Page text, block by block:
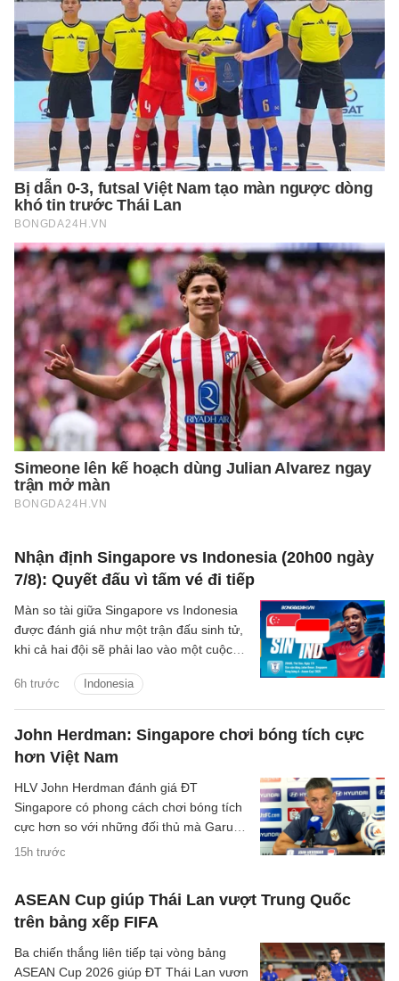
Nhận định Singapore vs Indonesia (20h00 ngày
7/8): Quyết đấu vì tấm vé đi tiếp
6h trước Indonesia
Màn so tài giữa Singapore vs Indonesia
được đánh giá như một trận đấu sinh tử,
khi cả hai đội sẽ phải lao vào một cuộc
vào bán kết.
John Herdman: Singapore chơi bóng tích cực
hơn Việt Nam
15h trước
HLV John Herdman đánh giá ĐT
Singapore có phong cách chơi bóng tích
cực hơn so với những đối thủ mà Garuda
đã gặp trước đó.
ASEAN Cup giúp Thái Lan vượt Trung Quốc
trên bảng xếp FIFA
Ba chiến thắng liên tiếp tại vòng bảng
ASEAN Cup 2026 giúp ĐT Thái Lan vươn